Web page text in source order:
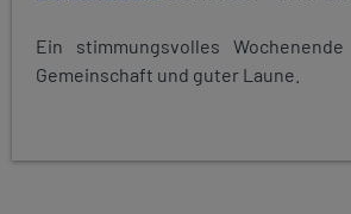
Ein stimmungsvolles
Gemeinschaft und guter Laune.